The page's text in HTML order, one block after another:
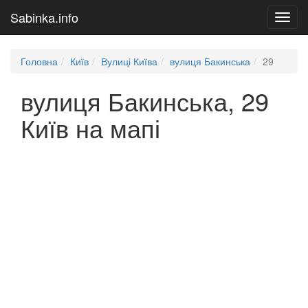
Sabinka.info
Головна Київ Вулиці Київа вулиця Бакинська 29
вулиця Бакинська, 29
Київ на мапі